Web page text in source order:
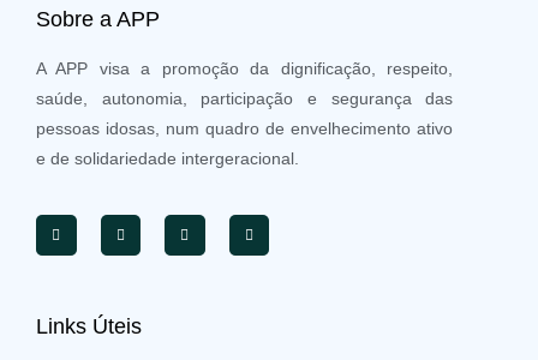
Sobre a APP
A APP visa a promoção da dignificação, respeito,
saúde, autonomia, participação e segurança das
pessoas idosas, num quadro de envelhecimento ativo
e de solidariedade intergeracional.
Links Úteis